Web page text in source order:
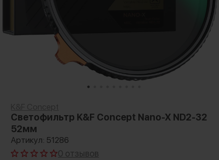
Светофильтр K&F Concept Nano-X ND2-32
52мм
Артикул: 51286
0 отзывов